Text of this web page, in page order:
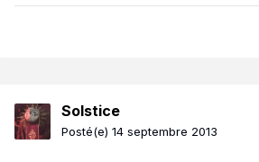
Solstice
Posté(e) 14 septembre 2013